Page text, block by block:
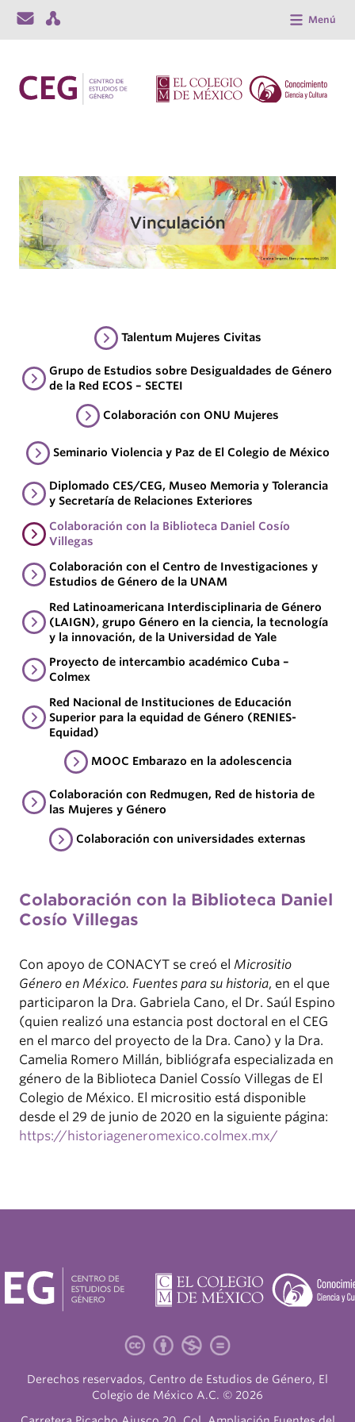
Menú
Talentum Mujeres Civitas
Grupo de Estudios sobre Desigualdades de Género
de la Red ECOS – SECTEI
Colaboración con ONU Mujeres
Seminario Violencia y Paz de El Colegio de México
Diplomado CES/CEG, Museo Memoria y Tolerancia
y Secretaría de Relaciones Exteriores
Colaboración con la Biblioteca Daniel Cosío
Villegas
Colaboración con el Centro de Investigaciones y
Estudios de Género de la UNAM
Red Latinoamericana Interdisciplinaria de Género
(LAIGN), grupo Género en la ciencia, la tecnología
y la innovación, de la Universidad de Yale
Proyecto de intercambio académico Cuba –
Colmex
Red Nacional de Instituciones de Educación
Superior para la equidad de Género (RENIES-
Equidad)
MOOC Embarazo en la adolescencia
Colaboración con Redmugen, Red de historia de
las Mujeres y Género
Colaboración con universidades externas
Colaboración con la Biblioteca Daniel
Cosío Villegas
Con apoyo de CONACYT se creó el Micrositio
Género en México. Fuentes para su historia, en el que
participaron la Dra. Gabriela Cano, el Dr. Saúl Espino
(quien realizó una estancia post doctoral en el CEG
en el marco del proyecto de la Dra. Cano) y la Dra.
Camelia Romero Millán, bibliógrafa especializada en
género de la Biblioteca Daniel Cossío Villegas de El
Colegio de México. El micrositio está disponible
desde el 29 de junio de 2020 en la siguiente página:
https://historiageneromexico.colmex.mx/
Derechos reservados, Centro de Estudios de Género, El
Colegio de México A.C. © 2026